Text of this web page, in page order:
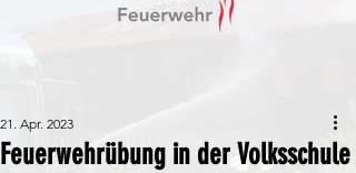
Feuerwehrübung in der Volksschule
21. Apr. 2023